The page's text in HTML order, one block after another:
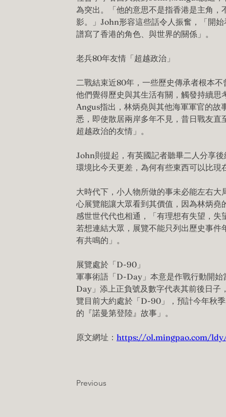
為突出。「他的意思不是指香港是主角
影。」John形容這些話令人振奮，「開
譜寫了香港的角色、與世界的關係」。
老兵80年友情「超越政治」
二戰結束近80年，一些歷史傳承者根本
他們覺得歷史與其生活有關，觸發持續
Angus指出，林炳堯與其他海軍軍官的故
悉，即使散居兩岸多年不見，昔日戰友
超越政治的友情」。
John則提起，有英國記者聽畢二人分享
環境比今天更差，為何有些東西可以比現
大時代下，小人物所做的事未必能左右
心展覽能讓大眾看到其價值，因為林炳
感世世代代也相通，「有理想有失望，
若想連結大眾，展覽不能只列出歷史事
有共鳴的」。
展覽處於「D-90」
軍事術語「D-Day」本意是作戰行動開
Day」添上正負號及數字代表其前後日
覽目前大約處於「D-90」，預計今年秋
的『諾曼第登陸』故事」。
原文網址： https://ol.mingpao.com/ldy/
Previous